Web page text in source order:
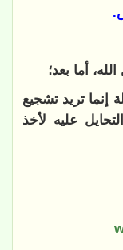
أما بعد؛
إنما تريد تشجيع
عليه لأخذ